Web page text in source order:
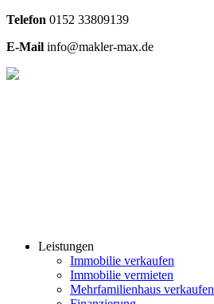
Telefon 0152 33809139
E-Mail info@makler-max.de
Leistungen
Immobilie verkaufen
Immobilie vermieten
Mehrfamilienhaus verkaufen